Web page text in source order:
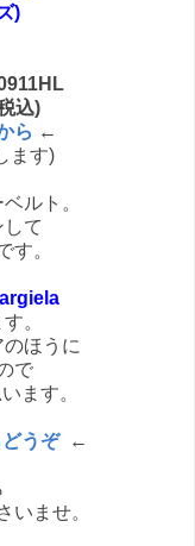
)
込)
ら ←
ます)
ルト。
て
す。
。
ほうに
で
ます。
うぞ←
いませ。